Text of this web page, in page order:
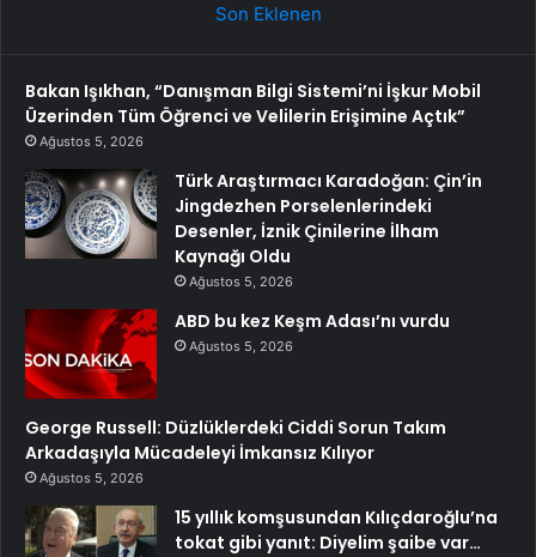
Son Eklenen
Bakan Işıkhan, “Danışman Bilgi Sistemi’ni İşkur Mobil
Üzerinden Tüm Öğrenci ve Velilerin Erişimine Açtık”
Ağustos 5, 2026
Türk Araştırmacı Karadoğan: Çin’in
Jingdezhen Porselenlerindeki
Desenler, İznik Çinilerine İlham
Kaynağı Oldu
Ağustos 5, 2026
ABD bu kez Keşm Adası’nı vurdu
Ağustos 5, 2026
George Russell: Düzlüklerdeki Ciddi Sorun Takım
Arkadaşıyla Mücadeleyi İmkansız Kılıyor
Ağustos 5, 2026
15 yıllık komşusundan Kılıçdaroğlu’na
tokat gibi yanıt: Diyelim şaibe var…